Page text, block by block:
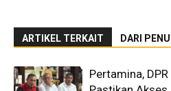
ARTIKEL TERKAIT DARI
Pertamina,